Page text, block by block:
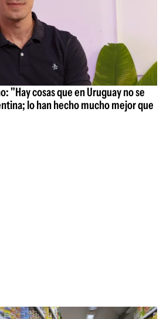
"Hay cosas que en Uruguay no se
lo han hecho mucho mejor que